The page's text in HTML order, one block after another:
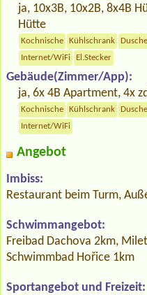
ja, 10x3B, 10x2B, 8x4B
Hütte
Kochnische Kühlschrank Dusche
Internet/WiFi
El.Stecker
Gebäude(Zimmer/App):
ja, 6x 4B Apartment, 4x
Kochnische Kühlschrank Dusche
Internet/WiFi
Angebot
Imbiss:
Restaurant beim Turm,
Schwimmangebot:
Freibad Dachova 2km,
Schwimmbad Hořice 1km
Sportangebot und Freizeit: